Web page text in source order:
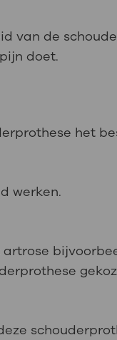
van de
doet.
het
werken.